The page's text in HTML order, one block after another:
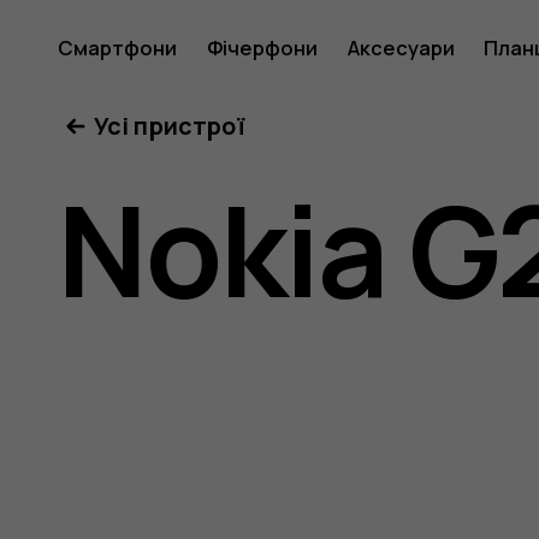
Nokia
Смартфони Фічерфони Аксесуари
Усі пристрої
Nokia